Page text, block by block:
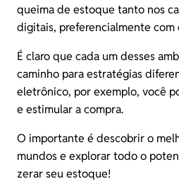
queima de estoque tanto nos
digitais, preferencialmente com
É claro que cada um desses
caminho para estratégias
eletrônico, por exemplo, você
e estimular a compra.
O importante é descobrir o
mundos e explorar todo o
zerar seu estoque!